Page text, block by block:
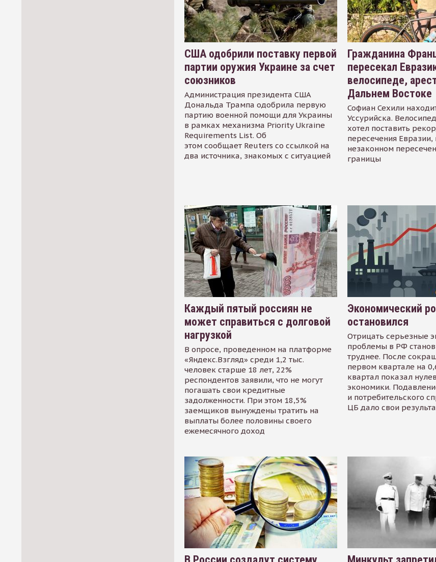
США одобрили поставку первой
партии оружия Украине за счет
союзников
Администрация президента США
Дональда Трампа одобрила первую
партию военной помощи для Украины
в рамках механизма Priority Ukraine
Requirements List. Об
этом сообщает Reuters со ссылкой на
два источника, знакомых с ситуацией
Гражданина
пересекал
велосипеде,
Дальнем Востоке
Софиан Сехили
Уссурийска.
хотел поставить
пересечения Евразии,
незаконном
границы
Каждый пятый россиян не
может справиться с долговой
нагрузкой
В опросе, проведенном на платформе
«Яндекс.Взгляд» среди 1,2 тыс.
человек старше 18 лет, 22%
респондентов заявили, что не могут
погашать свои кредитные
задолженности. При этом 18,5%
заемщиков вынуждены тратить на
выплаты более половины своего
ежемесячного доход
Экономический
остановился
Отрицать серьезные
проблемы в РФ
труднее. После
первом квартале на
квартал показал
экономики.
и потребительского
ЦБ дало свои